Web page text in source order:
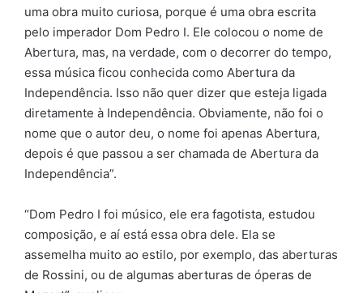
uma obra muito curiosa, porque é uma obra escrita
pelo imperador Dom Pedro I. Ele colocou o nome de
Abertura, mas, na verdade, com o decorrer do tempo,
essa música ficou conhecida como Abertura da
Independência. Isso não quer dizer que esteja ligada
diretamente à Independência. Obviamente, não foi o
nome que o autor deu, o nome foi apenas Abertura,
depois é que passou a ser chamada de Abertura da
Independência”.
“Dom Pedro I foi músico, ele era fagotista, estudou
composição, e aí está essa obra dele. Ela se
assemelha muito ao estilo, por exemplo, das aberturas
de Rossini, ou de algumas aberturas de óperas de